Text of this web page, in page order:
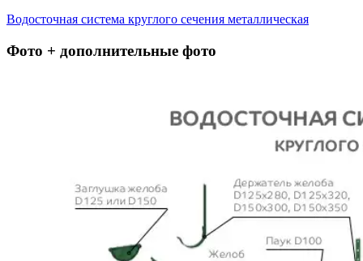
Водосточная система круглого сечения металлическая
Фото + дополнительные фото